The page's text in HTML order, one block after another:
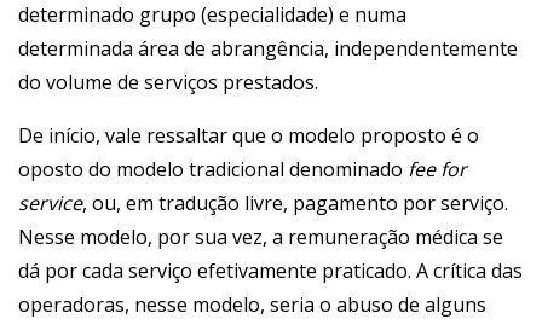
determinado grupo (especialidade) e numa
determinada área de abrangência, independentemente
do volume de serviços prestados.
De início, vale ressaltar que o modelo proposto é o
oposto do modelo tradicional denominado fee for
service, ou, em tradução livre, pagamento por serviço.
Nesse modelo, por sua vez, a remuneração médica se
dá por cada serviço efetivamente praticado. A crítica das
operadoras, nesse modelo, seria o abuso de alguns